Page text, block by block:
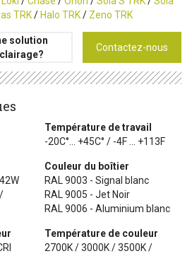
TRK/ Halo TRK/ Zeno TRK
solution
Contactez-nous
Température de travail
-20C°... +45C° / -4F ... +113F
Couleur du boîtier
RAL 9003 - Signal blanc
RAL 9005 - Jet Noir
RAL 9006 - Aluminium blanc
Température de couleur
2700K / 3000K / 3500K /